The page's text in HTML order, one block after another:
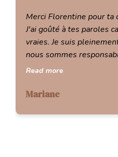
Merci Florentine pour ta
J'ai goûté à tes paroles
vraies. Je suis
nous sommes
notre façon d'accueillir
Read more
Mariane